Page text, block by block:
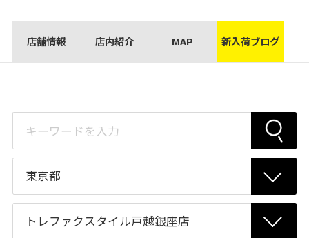
店舗情報 店内紹介 MAP 新入荷ブログ